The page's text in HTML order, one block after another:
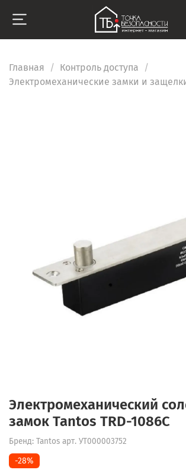
Главная
Контроль доступа
Электромеханические замки и
Электромеханический
замок Tantos TRD-1086C
Бренд: Tantos арт. УТ000003752
-28%